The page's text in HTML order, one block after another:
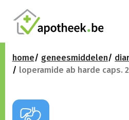
home geneesmiddelen
loperamide ab harde caps.